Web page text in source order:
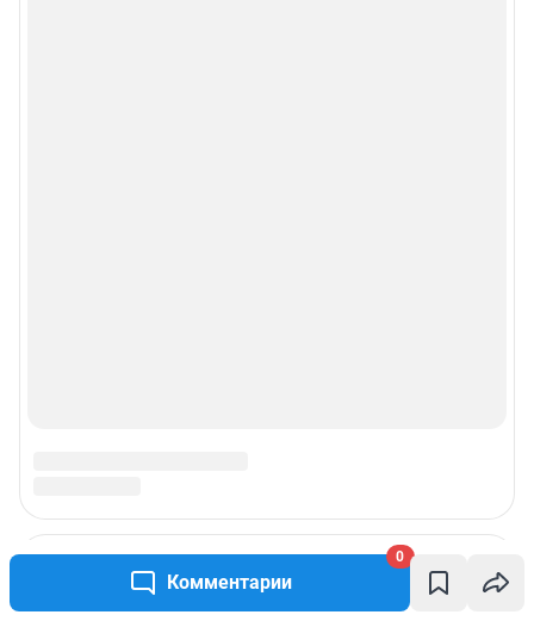
Комментарии
0